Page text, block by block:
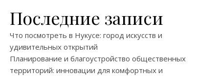
Последние записи
Что посмотреть в Нукусе: город искусств и
удивительных открытий
Планирование и благоустройство общественных
территорий: инновации для комфортных и